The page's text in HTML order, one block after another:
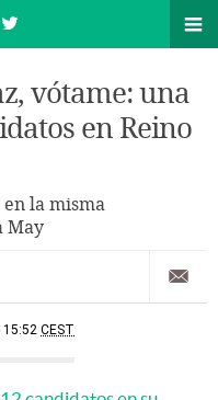
vótame: una
en Reino
la misma
May
15:52 CEST